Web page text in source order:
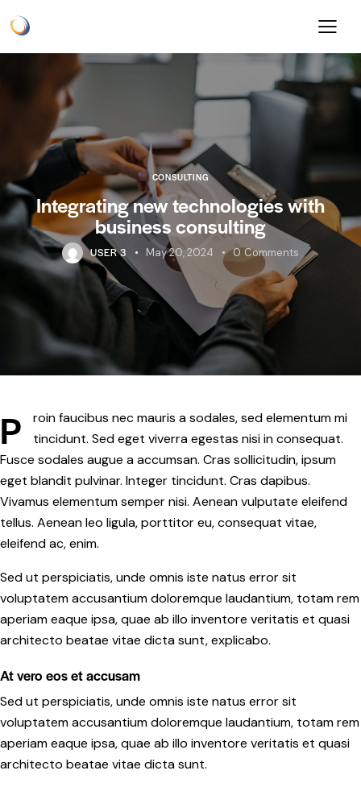
CONSULTING
Integrating new technologies with
business consulting
USER 3 May 20, 2024 0 Comments
P
roin faucibus nec mauris a sodales, sed elementum mi
tincidunt. Sed eget viverra egestas nisi in consequat.
Fusce sodales augue a accumsan. Cras sollicitudin, ipsum
eget blandit pulvinar. Integer tincidunt. Cras dapibus.
Vivamus elementum semper nisi. Aenean vulputate eleifend
tellus. Aenean leo ligula, porttitor eu, consequat vitae,
eleifend ac, enim.
Sed ut perspiciatis, unde omnis iste natus error sit
voluptatem accusantium doloremque laudantium, totam rem
aperiam eaque ipsa, quae ab illo inventore veritatis et quasi
architecto beatae vitae dicta sunt, explicabo.
At vero eos et accusam
Sed ut perspiciatis, unde omnis iste natus error sit
voluptatem accusantium doloremque laudantium, totam rem
aperiam eaque ipsa, quae ab illo inventore veritatis et quasi
architecto beatae vitae dicta sunt.